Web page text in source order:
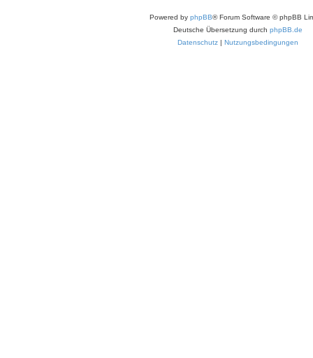
Powered by phpBB® Forum Software © phpBB
Deutsche Übersetzung durch phpBB.de
Datenschutz | Nutzungsbedingungen